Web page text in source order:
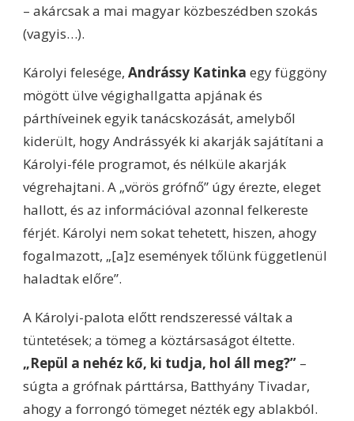
– akárcsak a mai magyar közbeszédben szokás
(vagyis…).
Károlyi felesége, Andrássy Katinka egy függöny
mögött ülve végighallgatta apjának és
párthíveinek egyik tanácskozását, amelyből
kiderült, hogy Andrássyék ki akarják sajátítani a
Károlyi-féle programot, és nélküle akarják
végrehajtani. A „vörös grófnő” úgy érezte, eleget
hallott, és az információval azonnal felkereste
férjét. Károlyi nem sokat tehetett, hiszen, ahogy
fogalmazott, „[a]z események tőlünk függetlenül
haladtak előre”.
A Károlyi-palota előtt rendszeressé váltak a
tüntetések; a tömeg a köztársaságot éltette.
„Repül a nehéz kő, ki tudja, hol áll meg?” –
súgta a grófnak párttársa, Batthyány Tivadar,
ahogy a forrongó tömeget nézték egy ablakból.